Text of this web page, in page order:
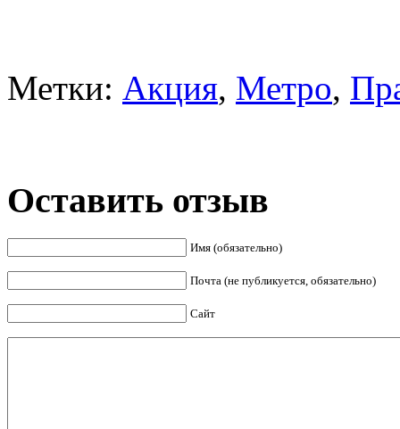
Метки: Акция, Метро,
Оставить отзыв
Имя (обязательно)
Почта (не публикуется, обязательно)
Сайт